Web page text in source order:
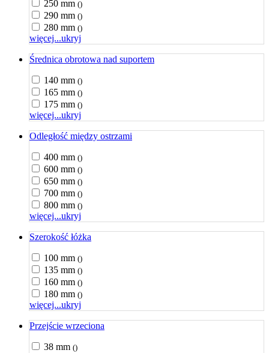
250 mm ()
290 mm ()
280 mm ()
więcej...ukryj
Średnica obrotowa nad suportem
140 mm ()
165 mm ()
175 mm ()
więcej...ukryj
Odległość między ostrzami
400 mm ()
600 mm ()
650 mm ()
700 mm ()
800 mm ()
więcej...ukryj
Szerokość łóżka
100 mm ()
135 mm ()
160 mm ()
180 mm ()
więcej...ukryj
Przejście wrzeciona
38 mm ()